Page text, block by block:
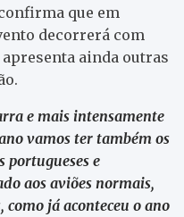
que em
decorrerá com
ainda outras
e mais intensamente
vamos ter também os
portugueses e
aos aviões normais,
como já aconteceu o ano